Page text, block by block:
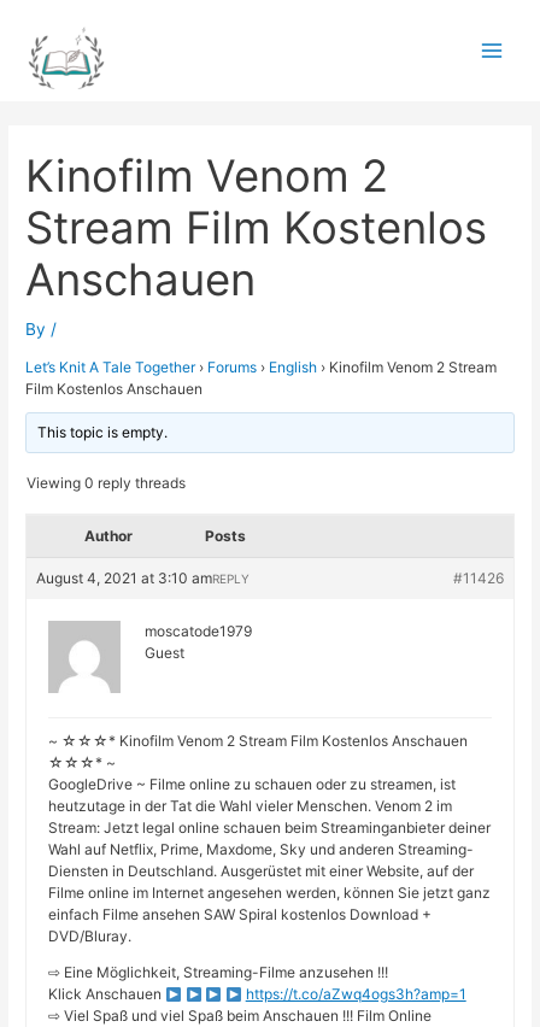
content
Kinofilm Venom 2
Stream Film Kostenlos
Anschauen
By /
Let’s Knit A Tale Together › Forums › English › Kinofilm Venom 2 Stream
Film Kostenlos Anschauen
This topic is empty.
Viewing 0 reply threads
Author Posts
August 4, 2021 at 3:10 am #11426
REPLY
moscatode1979
Guest
~ ☆☆☆* Kinofilm Venom 2 Stream Film Kostenlos Anschauen
☆☆☆* ~
GoogleDrive ~ Filme online zu schauen oder zu streamen, ist
heutzutage in der Tat die Wahl vieler Menschen. Venom 2 im
Stream: Jetzt legal online schauen beim Streaminganbieter deiner
Wahl auf Netflix, Prime, Maxdome, Sky und anderen Streaming-
Diensten in Deutschland. Ausgerüstet mit einer Website, auf der
Filme online im Internet angesehen werden, können Sie jetzt ganz
einfach Filme ansehen SAW Spiral kostenlos Download +
DVD/Bluray.
⇨ Eine Möglichkeit, Streaming-Filme anzusehen !!!
Klick Anschauen
https://t.co/aZwq4ogs3h?amp=1
⇨ Viel Spaß und viel Spaß beim Anschauen !!! Film Online